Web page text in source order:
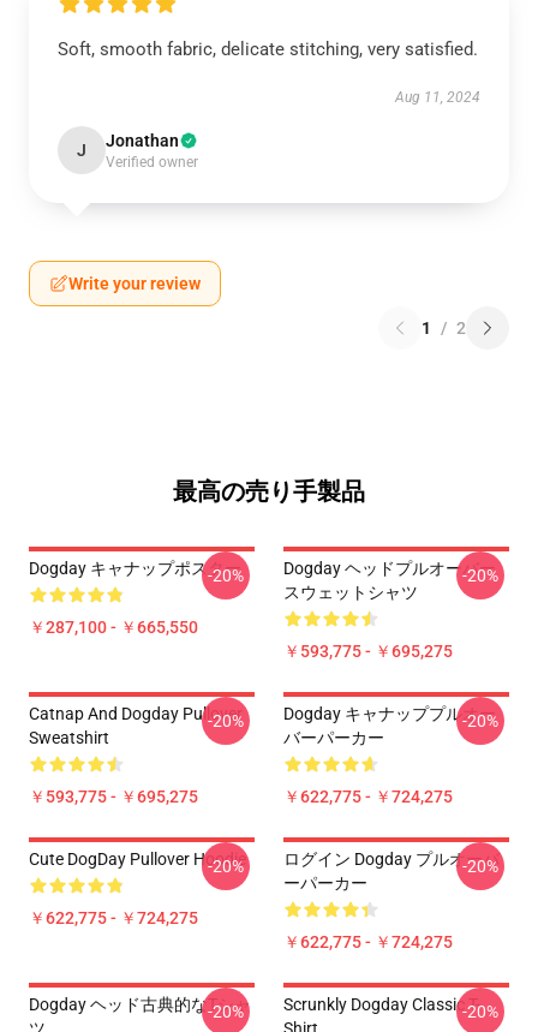
Soft, smooth fabric, delicate stitching, very satisfied.
Aug 11, 2024
J Jonathan
Verified owner
Write your review
1 / 2
最高の売り手製品
Dogday キャナップポスター
￥287,100 - ￥665,550
-20%
Dogday ヘッドプルオーバー
スウェットシャツ
￥593,775 - ￥695,275
-20%
Catnap And Dogday Pullover
Sweatshirt
￥593,775 - ￥695,275
-20%
Dogday キャナッププルオー
バーパーカー
￥622,775 - ￥724,275
-20%
Cute DogDay Pullover Hoodie
￥622,775 - ￥724,275
-20%
ログイン Dogday プルオーバ
ーパーカー
￥622,775 - ￥724,275
-20%
Dogday ヘッド古典的なTシャ
-20%
Scrunkly Dogday Classic T--20%